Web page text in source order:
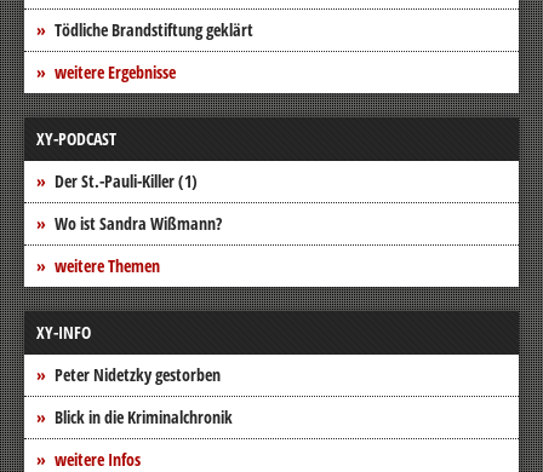
Tödliche Brandstiftung geklärt
weitere Ergebnisse
XY-PODCAST
Der St.-Pauli-Killer (1)
Wo ist Sandra Wißmann?
weitere Themen
XY-INFO
Peter Nidetzky gestorben
Blick in die Kriminalchronik
weitere Infos